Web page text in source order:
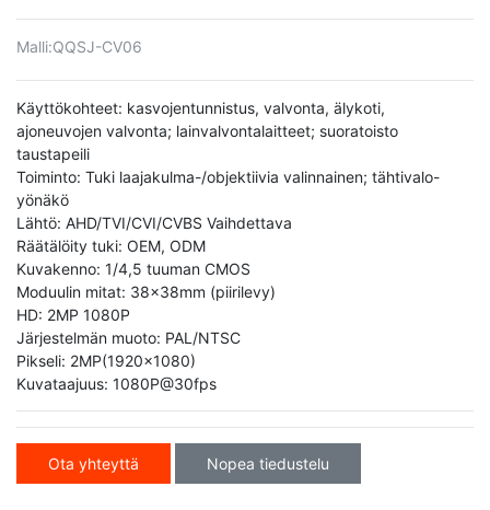
Malli:QQSJ-CV06
Käyttökohteet: kasvojentunnistus, valvonta, älykoti,
ajoneuvojen valvonta; lainvalvontalaitteet; suoratoisto
taustapeili
Toiminto: Tuki laajakulma-/objektiivia valinnainen; tähtivalo-
yönäkö
Lähtö: AHD/TVI/CVI/CVBS Vaihdettava
Räätälöity tuki: OEM, ODM
Kuvakenno: 1/4,5 tuuman CMOS
Moduulin mitat: 38x38mm (piirilevy)
HD: 2MP 1080P
Järjestelmän muoto: PAL/NTSC
Pikseli: 2MP(1920x1080)
Kuvataajuus: 1080P@30fps
Ota yhteyttä Nopea tiedustelu